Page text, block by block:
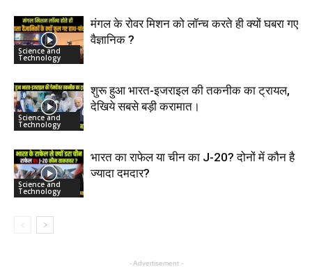
Science and
Technology
मंगल के रोवर मिशन को लॉन्च करते ही क्यों घबरा गए
वैज्ञानिक ?
Science and
Technology
शुरू हुआ भारत-इजराइल की तकनीक का ट्रायल,
देखिये सबसे बड़ी करामात।
Science and
Technology
भारत का राफेल या चीन का J-20? दोनों में कौन है
ज्यादा दमदार?
- Advertisement -